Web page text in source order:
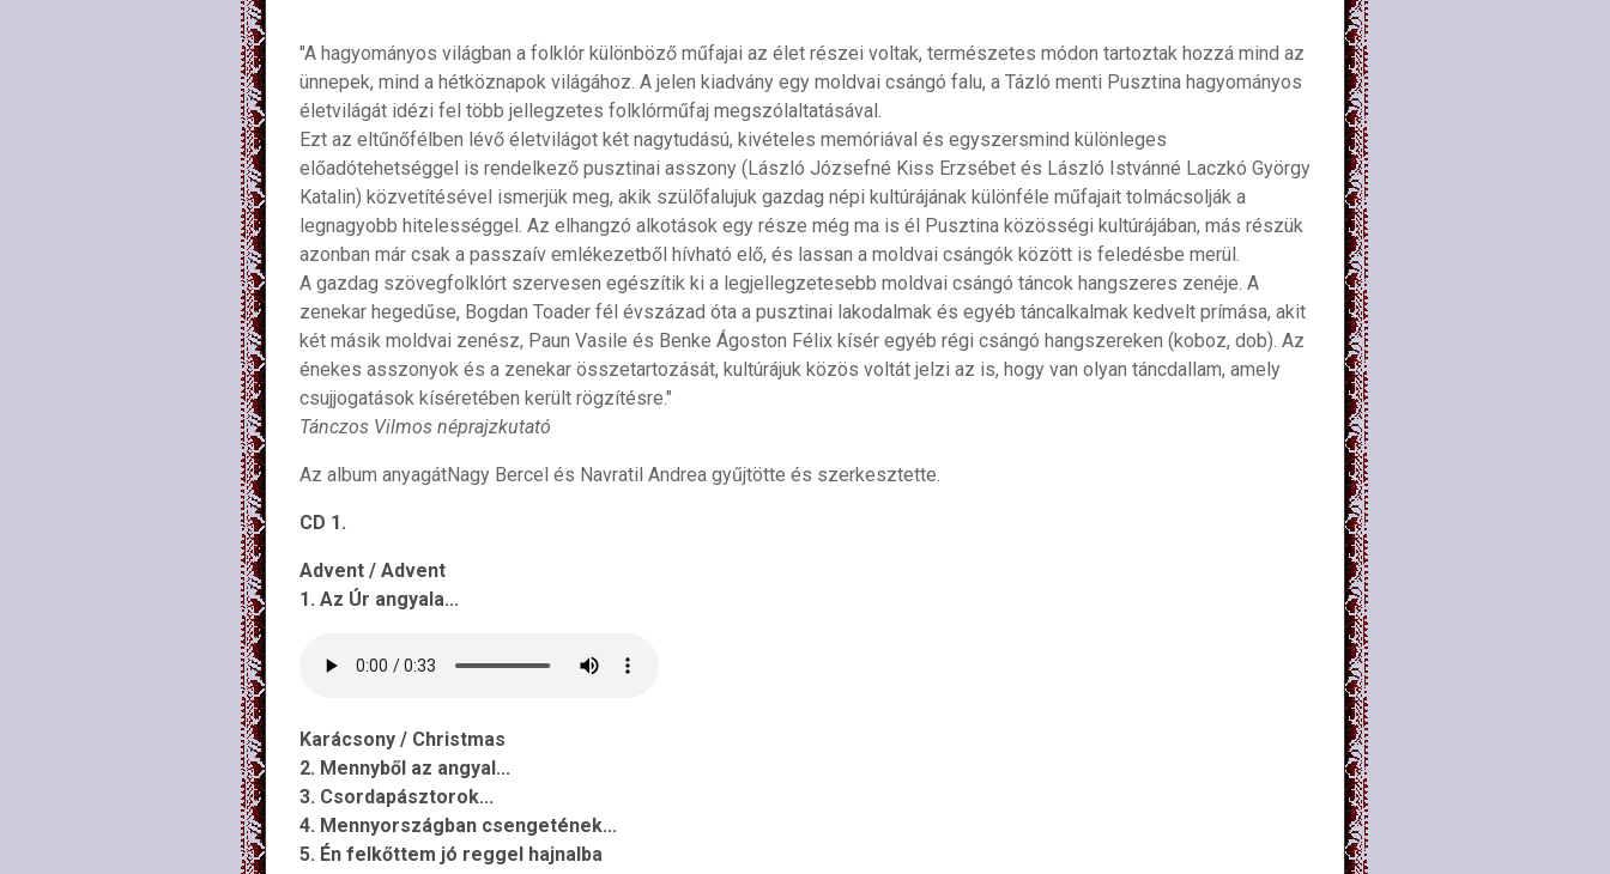
"A hagyományos világban a folklór különböző műfajai az élet részei voltak, természetes módon tartoztak hozzá mind az
ünnepek, mind a hétköznapok világához. A jelen kiadvány egy moldvai csángó falu, a Tázló menti Pusztina hagyományos
életvilágát idézi fel több jellegzetes folklórműfaj megszólaltatásával.
Ezt az eltűnőfélben lévő életvilágot két nagytudású, kivételes memóriával és egyszersmind különleges
előadótehetséggel is rendelkező pusztinai asszony (László Józsefné Kiss Erzsébet és László Istvánné Laczkó György
Katalin) közvetítésével ismerjük meg, akik szülőfalujuk gazdag népi kultúrájának különféle műfajait tolmácsolják a
legnagyobb hitelességgel. Az elhangzó alkotások egy része még ma is él Pusztina közösségi kultúrájában, más részük
azonban már csak a passzaív emlékezetből hívható elő, és lassan a moldvai csángók között is feledésbe merül.
A gazdag szövegfolklórt szervesen egészítik ki a legjellegzetesebb moldvai csángó táncok hangszeres zenéje. A
zenekar hegedűse, Bogdan Toader fél évszázad óta a pusztinai lakodalmak és egyéb táncalkalmak kedvelt prímása, akit
két másik moldvai zenész, Paun Vasile és Benke Ágoston Félix kísér egyéb régi csángó hangszereken (koboz, dob). Az
énekes asszonyok és a zenekar összetartozását, kultúrájuk közös voltát jelzi az is, hogy van olyan táncdallam, amely
csujjogatások kíséretében került rögzítésre."
Tánczos Vilmos néprajzkutató
Az album anyagátNagy Bercel és Navratil Andrea gyűjtötte és szerkesztette.
CD 1.
Advent / Advent
1. Az Úr angyala...
Karácsony / Christmas
2. Mennyből az angyal...
3. Csordapásztorok...
4. Mennyországban csengetének...
5. Én felkőttem jó reggel hajnalba